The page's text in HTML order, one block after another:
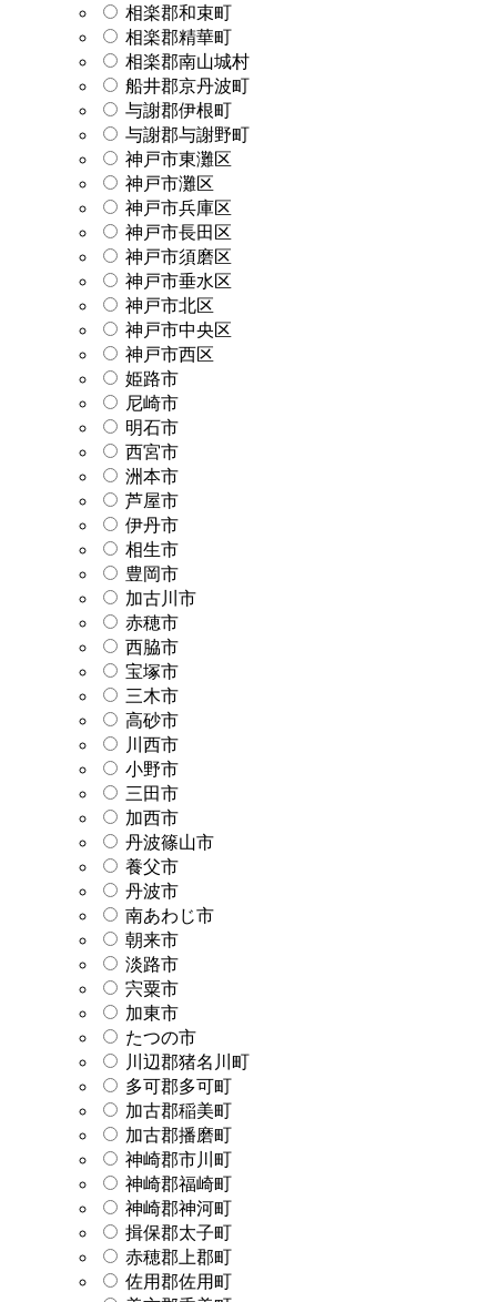
相楽郡和束町
相楽郡精華町
相楽郡南山城村
船井郡京丹波町
与謝郡伊根町
与謝郡与謝野町
神戸市東灘区
神戸市灘区
神戸市兵庫区
神戸市長田区
神戸市須磨区
神戸市垂水区
神戸市北区
神戸市中央区
神戸市西区
姫路市
尼崎市
明石市
西宮市
洲本市
芦屋市
伊丹市
相生市
豊岡市
加古川市
赤穂市
西脇市
宝塚市
三木市
高砂市
川西市
小野市
三田市
加西市
丹波篠山市
養父市
丹波市
南あわじ市
朝来市
淡路市
宍粟市
加東市
たつの市
川辺郡猪名川町
多可郡多可町
加古郡稲美町
加古郡播磨町
神崎郡市川町
神崎郡福崎町
神崎郡神河町
揖保郡太子町
赤穂郡上郡町
佐用郡佐用町